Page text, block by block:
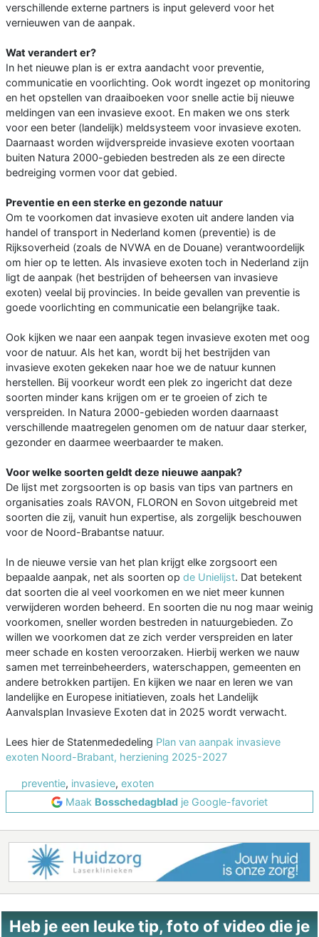
verschillende externe partners is input geleverd voor het
vernieuwen van de aanpak.
Wat verandert er?
In het nieuwe plan is er extra aandacht voor preventie,
communicatie en voorlichting. Ook wordt ingezet op monitoring
en het opstellen van draaiboeken voor snelle actie bij nieuwe
meldingen van een invasieve exoot. En maken we ons sterk
voor een beter (landelijk) meldsysteem voor invasieve exoten.
Daarnaast worden wijdverspreide invasieve exoten voortaan
buiten Natura 2000-gebieden bestreden als ze een directe
bedreiging vormen voor dat gebied.
Preventie en een sterke en gezonde natuur
Om te voorkomen dat invasieve exoten uit andere landen via
handel of transport in Nederland komen (preventie) is de
Rijksoverheid (zoals de NVWA en de Douane) verantwoordelijk
om hier op te letten. Als invasieve exoten toch in Nederland zijn
ligt de aanpak (het bestrijden of beheersen van invasieve
exoten) veelal bij provincies. In beide gevallen van preventie is
goede voorlichting en communicatie een belangrijke taak.
Ook kijken we naar een aanpak tegen invasieve exoten met oog
voor de natuur. Als het kan, wordt bij het bestrijden van
invasieve exoten gekeken naar hoe we de natuur kunnen
herstellen. Bij voorkeur wordt een plek zo ingericht dat deze
soorten minder kans krijgen om er te groeien of zich te
verspreiden. In Natura 2000-gebieden worden daarnaast
verschillende maatregelen genomen om de natuur daar sterker,
gezonder en daarmee weerbaarder te maken.
Voor welke soorten geldt deze nieuwe aanpak?
De lijst met zorgsoorten is op basis van tips van partners en
organisaties zoals RAVON, FLORON en Sovon uitgebreid met
soorten die zij, vanuit hun expertise, als zorgelijk beschouwen
voor de Noord-Brabantse natuur.
In de nieuwe versie van het plan krijgt elke zorgsoort een
bepaalde aanpak, net als soorten op de Unielijst. Dat betekent
dat soorten die al veel voorkomen en we niet meer kunnen
verwijderen worden beheerd. En soorten die nu nog maar weinig
voorkomen, sneller worden bestreden in natuurgebieden. Zo
willen we voorkomen dat ze zich verder verspreiden en later
meer schade en kosten veroorzaken. Hierbij werken we nauw
samen met terreinbeheerders, waterschappen, gemeenten en
andere betrokken partijen. En kijken we naar en leren we van
landelijke en Europese initiatieven, zoals het Landelijk
Aanvalsplan Invasieve Exoten dat in 2025 wordt verwacht.
Lees hier de Statenmededeling Plan van aanpak invasieve
exoten Noord-Brabant, herziening 2025-2027
preventie, invasieve, exoten
Maak Bosschedagblad je Google-favoriet
Heb je een leuke tip, foto of video die je